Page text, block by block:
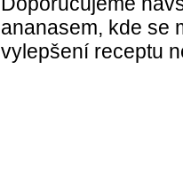
ananasem, kde se
vylepšení receptu